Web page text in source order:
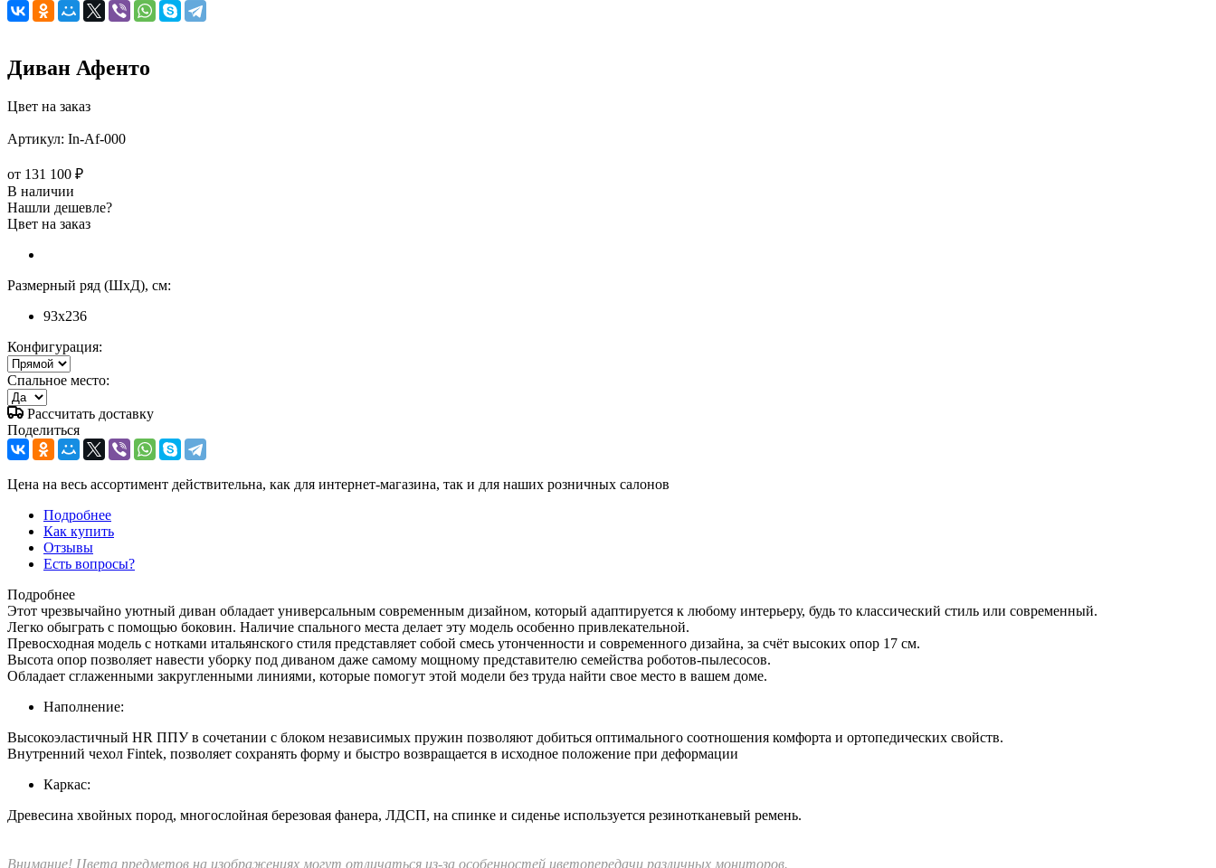
Диван Афенто
Цвет на заказ
Артикул: In-Af-000
от 131 100 ₽
В наличии
Нашли дешевле?
Цвет на заказ
Размерный ряд (ШхД), см:
93x236
Конфигурация:
Спальное место:
Рассчитать доставку
Поделиться
Цена на весь ассортимент действительна, как для интернет-магазина, так и для наших розничных салонов
Подробнее
Как купить
Отзывы
Есть вопросы?
Подробнее
Этот чрезвычайно уютный диван обладает универсальным современным дизайном, который адаптируется к любому интерьеру, будь то классический стиль или современный.
Легко обыграть с помощью боковин. Наличие спального места делает эту модель особенно привлекательной.
Превосходная модель с нотками итальянского стиля представляет собой смесь утонченности и современного дизайна, за счёт высоких опор 17 см.
Высота опор позволяет навести уборку под диваном даже самому мощному представителю семейства роботов-пылесосов.
Обладает сглаженными закругленными линиями, которые помогут этой модели без труда найти свое место в вашем доме.
Наполнение:
Высокоэластичный HR ППУ в сочетании с блоком независимых пружин позволяют добиться оптимального соотношения комфорта и ортопедических свойств.
Внутренний чехол Fintek, позволяет сохранять форму и быстро возвращается в исходное положение при деформации
Каркас:
Древесина хвойных пород, многослойная березовая фанера, ЛДСП, на спинке и сиденье используется резинотканевый ремень.
Внимание! Цвета предметов на изображениях могут отличаться из-за особенностей цветопередачи различных мониторов.